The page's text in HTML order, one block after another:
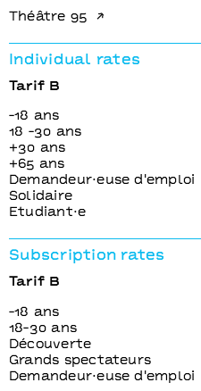
Théâtre 95
Individual rates
Tarif B
-18 ans
18 -30 ans
+30 ans
+65 ans
Demandeur⋅euse d'emploi
Solidaire
Etudiant⋅e
Subscription rates
Tarif B
-18 ans
18-30 ans
Découverte
Grands spectateurs
Demandeur⋅euse d'emploi